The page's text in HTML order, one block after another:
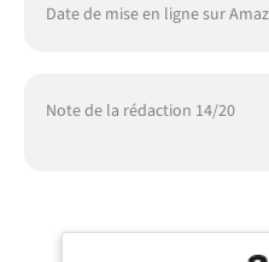
Date de mise en ligne sur
Note de la rédaction 14/20